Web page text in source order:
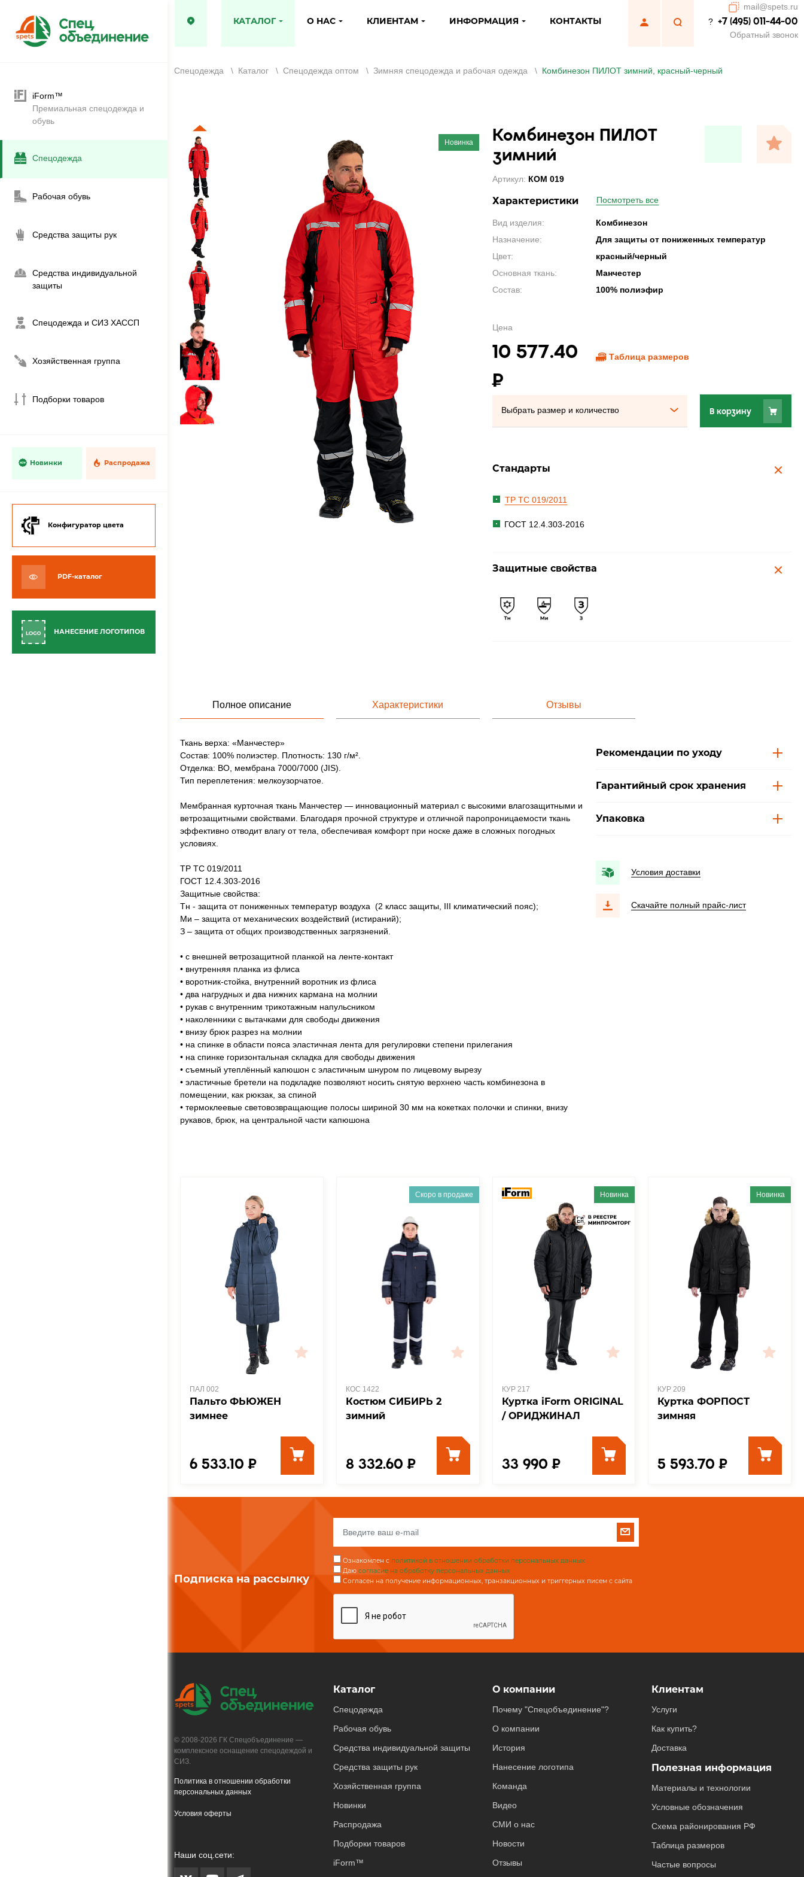
iForm™
Премиальная спецодежда и
обувь
Спецодежда
Рабочая обувь
Средства защиты рук
Средства индивидуальной
защиты
Спецодежда и СИЗ ХАССП
Хозяйственная группа
Подборки товаров
Новинки Распродажа
Конфигуратор цвета
PDF-каталог
НАНЕСЕНИЕ ЛОГОТИПОВ
КАТАЛОГ О НАС КЛИЕНТАМ ИНФОРМАЦИЯ КОНТАКТЫ
mail@spets.ru
? +7 (495) 011-44-00
Обратный звонок
Спецодежда \ Каталог \ Спецодежда оптом \ Зимняя спецодежда и рабочая одежда \ Комбинезон ПИЛОТ зимний, красный-черный
Новинка
Комбинезон ПИЛОТ
зимний
Артикул: КОМ 019
Характеристики Посмотреть все
Вид изделия:
Комбинезон
Назначение:
Для защиты от пониженных температур
Цвет:
красный/черный
Основная ткань:
Манчестер
Состав:
100% полиэфир
Цена
10 577.40
₽
Таблица размеров
Выбрать размер и количество В корзину
Стандарты
ТР ТС 019/2011
ГОСТ 12.4.303-2016
Защитные свойства
Полное описание Характеристики Отзывы
Ткань верха: «Манчестер»
Состав: 100% полиэстер. Плотность: 130 г/м².
Отделка: ВО, мембрана 7000/7000 (JIS).
Тип переплетения: мелкоузорчатое.
Мембранная курточная ткань Манчестер — инновационный материал с высокими влагозащитными и
ветрозащитными свойствами. Благодаря прочной структуре и отличной паропроницаемости ткань
эффективно отводит влагу от тела, обеспечивая комфорт при носке даже в сложных погодных
условиях.
ТР ТС 019/2011
ГОСТ 12.4.303-2016
Защитные свойства:
Тн - защита от пониженных температур воздуха (2 класс защиты, III климатический пояс);
Ми – защита от механических воздействий (истираний);
З – защита от общих производственных загрязнений.
• с внешней ветрозащитной планкой на ленте-контакт
• внутренняя планка из флиса
• воротник-стойка, внутренний воротник из флиса
• два нагрудных и два нижних кармана на молнии
• рукав с внутренним трикотажным напульсником
• наколенники с вытачками для свободы движения
• внизу брюк разрез на молнии
• на спинке в области пояса эластичная лента для регулировки степени прилегания
• на спинке горизонтальная складка для свободы движения
• съемный утеплённый капюшон с эластичным шнуром по лицевому вырезу
• эластичные бретели на подкладке позволяют носить снятую верхнею часть комбинезона в
помещении, как рюкзак, за спиной
• термоклеевые световозвращающие полосы шириной 30 мм на кокетках полочки и спинки, внизу
рукавов, брюк, на центральной части капюшона
Рекомендации по уходу
Гарантийный срок хранения
Упаковка
Условия доставки
Скачайте полный прайс-лист
ПАЛ 002
Пальто ФЬЮЖЕН
зимнее
6 533.10 ₽
Скоро в продаже
КОС 1422
Костюм СИБИРЬ 2
зимний
8 332.60 ₽
Новинка
КУР 217
Куртка iForm ORIGINAL
/ ОРИДЖИНАЛ
33 990 ₽
Новинка
КУР 209
Куртка ФОРПОСТ
зимняя
5 593.70 ₽
Подписка на рассылку
Ознакомлен с политикой в отношении обработки персональных данных
Даю согласие на обработку персональных данных
Согласен на получение информационных, транзакционных и триггерных писем с сайта
Каталог
Спецодежда
Рабочая обувь
Средства индивидуальной защиты
Средства защиты рук
Хозяйственная группа
Новинки
Распродажа
Подборки товаров
iForm™
О компании
Почему "Спецобъединение"?
О компании
История
Нанесение логотипа
Команда
Видео
СМИ о нас
Новости
Отзывы
Клиентам
Услуги
Как купить?
Доставка
Полезная информация
Материалы и технологии
Условные обозначения
Схема районирования РФ
Таблица размеров
Частые вопросы
© 2008-2026 ГК Спецобъединение —
комплексное оснащение спецодеждой и
СИЗ.
Политика в отношении обработки
персональных данных
Условия оферты
Наши соц.сети: